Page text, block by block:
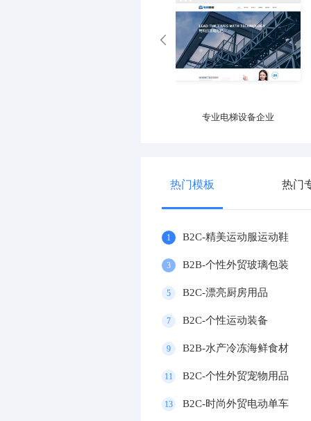
专业电梯设备企业
热门模板 热门
1 B2C-精美运动服运动鞋
3 B2B-个性外贸玻璃包装
5 B2C-漂亮厨房用品
7 B2C-个性运动装备
9 B2B-水产冷冻海鲜食材
11 B2C-个性外贸宠物用品
13 B2C-时尚外贸电动单车